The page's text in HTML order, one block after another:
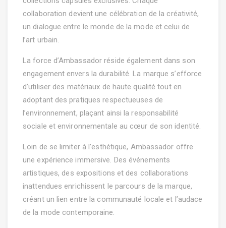
collaboration devient une célébration de la créativité,
un dialogue entre le monde de la mode et celui de
l’art urbain.
La force d’Ambassador réside également dans son
engagement envers la durabilité. La marque s’efforce
d’utiliser des matériaux de haute qualité tout en
adoptant des pratiques respectueuses de
l’environnement, plaçant ainsi la responsabilité
sociale et environnementale au cœur de son identité.
Loin de se limiter à l’esthétique, Ambassador offre
une expérience immersive. Des événements
artistiques, des expositions et des collaborations
inattendues enrichissent le parcours de la marque,
créant un lien entre la communauté locale et l’audace
de la mode contemporaine.